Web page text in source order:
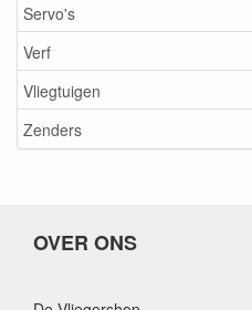
Servo's
Verf
Vliegtuigen
Zenders
OVER ONS